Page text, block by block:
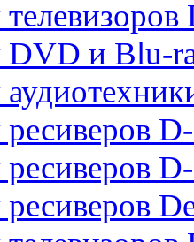
DVD и Blu-